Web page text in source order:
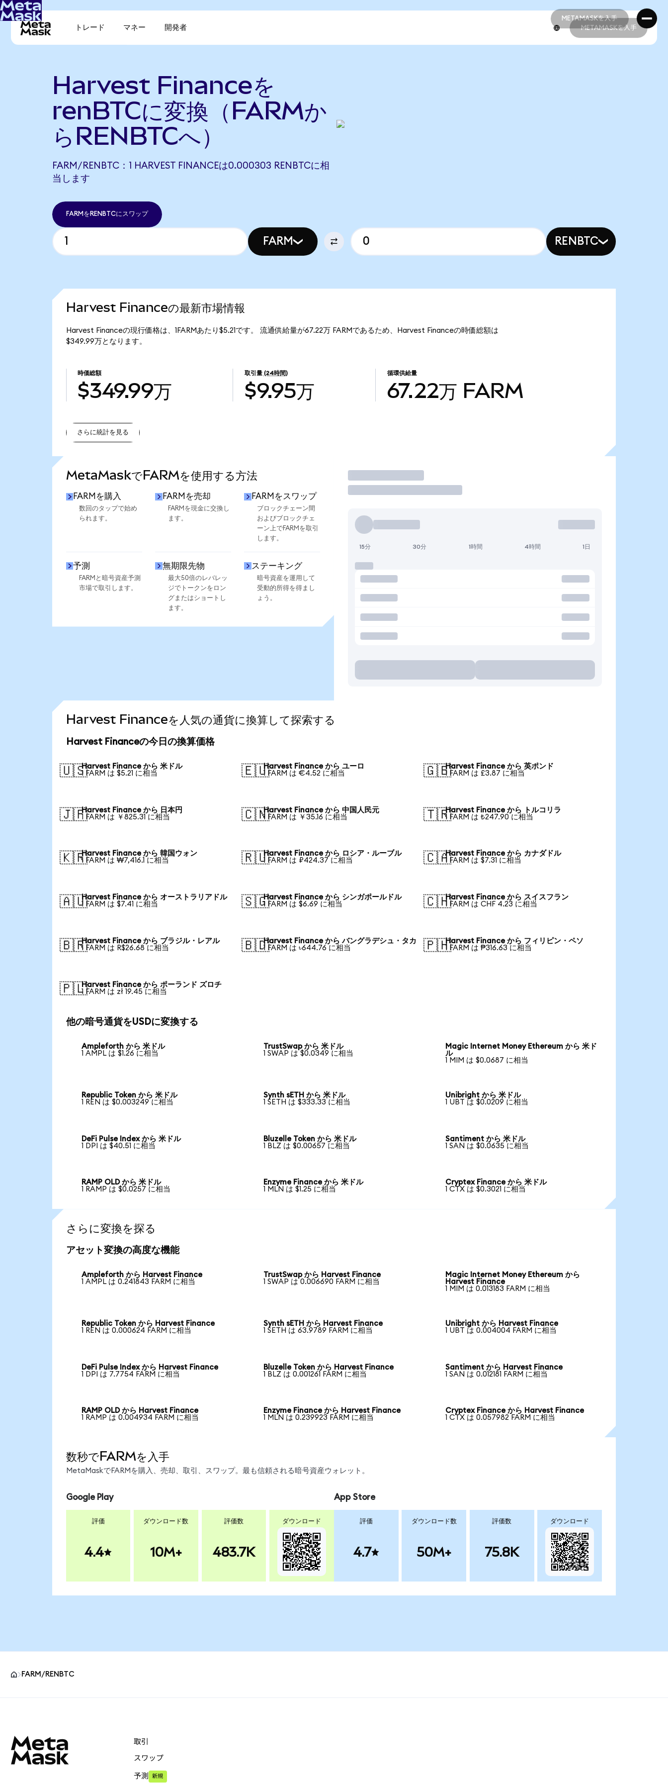
METAMASKを入手
METAMASKを入手
トレード マネー 開発者 METAMASKを入手
Harvest Financeを
renBTCに変換（FARMか
らRENBTCへ）
FARM/RENBTC：1 HARVEST FINANCEは0.000303 RENBTCに相
当します
FARMをRENBTCにスワップ
FARM RENBTC
Harvest Financeの最新市場情報
Harvest Financeの現行価格は、1FARMあたり$5.21です。 流通供給量が67.22万 FARMであるため、Harvest Financeの時価総額は
$349.99万となります。
時価総額
$349.99万
取引量 (24時間)
$9.95万
循環供給量
67.22万 FARM
さらに統計を見る
MetaMaskでFARMを使用する方法
FARMを購入
数回のタップで始め
られます。
FARMを売却
FARMを現金に交換し
ます。
FARMをスワップ
ブロックチェーン間
およびブロックチェ
ーン上でFARMを取引
します。
予測
FARMと暗号資産予測
市場で取引します。
無期限先物
最大50倍のレバレッ
ジでトークンをロン
グまたはショートし
ます。
ステーキング
暗号資産を運用して
受動的所得を得まし
ょう。
取引
15分 30分 1時間 4時間 1日
Harvest Financeを人気の通貨に換算して探索する
Harvest Financeの今日の換算価格
🇺🇸Harvest Finance から 米ドル
1 FARM は $5.21 に相当
🇪🇺Harvest Finance から ユーロ
1 FARM は €4.52 に相当
🇬🇧Harvest Finance から 英ポンド
1 FARM は £3.87 に相当
🇯🇵Harvest Finance から 日本円
1 FARM は ￥825.31 に相当
🇨🇳Harvest Finance から 中国人民元
1 FARM は ￥35.16 に相当
🇹🇷Harvest Finance から トルコリラ
1 FARM は ₺247.90 に相当
🇰🇷Harvest Finance から 韓国ウォン
1 FARM は ₩7,416.1 に相当
🇷🇺Harvest Finance から ロシア・ルーブル
1 FARM は ₽424.37 に相当
🇨🇦Harvest Finance から カナダドル
1 FARM は $7.31 に相当
🇦🇺Harvest Finance から オーストラリアドル
1 FARM は $7.41 に相当
🇸🇬Harvest Finance から シンガポールドル
1 FARM は $6.69 に相当
🇨🇭Harvest Finance から スイスフラン
1 FARM は CHF 4.23 に相当
🇧🇷Harvest Finance から ブラジル・レアル
1 FARM は R$26.68 に相当
🇧🇩Harvest Finance から バングラデシュ・タカ
1 FARM は ৳644.76 に相当
🇵🇭Harvest Finance から フィリピン・ペソ
1 FARM は ₱316.63 に相当
🇵🇱Harvest Finance から ポーランド ズロチ
1 FARM は zł 19.45 に相当
他の暗号通貨をUSDに変換する
Ampleforth から 米ドル
1 AMPL は $1.26 に相当
TrustSwap から 米ドル
1 SWAP は $0.0349 に相当
Magic Internet Money Ethereum から 米ド
ル
1 MIM は $0.0687 に相当
Republic Token から 米ドル
1 REN は $0.003249 に相当
Synth sETH から 米ドル
1 SETH は $333.33 に相当
Unibright から 米ドル
1 UBT は $0.0209 に相当
DeFi Pulse Index から 米ドル
1 DPI は $40.51 に相当
Bluzelle Token から 米ドル
1 BLZ は $0.00657 に相当
Santiment から 米ドル
1 SAN は $0.0635 に相当
RAMP OLD から 米ドル
1 RAMP は $0.0257 に相当
Enzyme Finance から 米ドル
1 MLN は $1.25 に相当
Cryptex Finance から 米ドル
1 CTX は $0.3021 に相当
さらに変換を探る
アセット変換の高度な機能
Ampleforth から Harvest Finance
1 AMPL は 0.241843 FARM に相当
TrustSwap から Harvest Finance
1 SWAP は 0.006690 FARM に相当
Magic Internet Money Ethereum から
Harvest Finance
1 MIM は 0.013183 FARM に相当
Republic Token から Harvest Finance
1 REN は 0.000624 FARM に相当
Synth sETH から Harvest Finance
1 SETH は 63.9789 FARM に相当
Unibright から Harvest Finance
1 UBT は 0.004004 FARM に相当
DeFi Pulse Index から Harvest Finance
1 DPI は 7.7754 FARM に相当
Bluzelle Token から Harvest Finance
1 BLZ は 0.001261 FARM に相当
Santiment から Harvest Finance
1 SAN は 0.012181 FARM に相当
RAMP OLD から Harvest Finance
1 RAMP は 0.004934 FARM に相当
Enzyme Finance から Harvest Finance
1 MLN は 0.239923 FARM に相当
Cryptex Finance から Harvest Finance
1 CTX は 0.057982 FARM に相当
数秒でFARMを入手
MetaMaskでFARMを購入、売却、取引、スワップ。最も信頼される暗号資産ウォレット。
Google Play
評価
4.4
ダウンロード数
10M+
評価数
483.7K
ダウンロード
App Store
評価
4.7
ダウンロード数
50M+
評価数
75.8K
ダウンロード
FARM/RENBTC
取引
スワップ
予測 新規